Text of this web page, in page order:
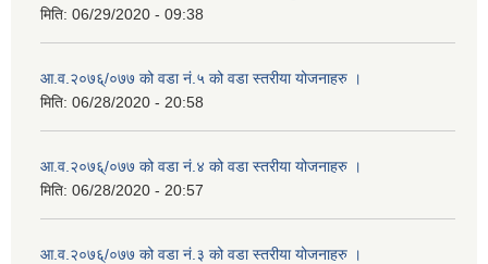
मिति: 06/29/2020 - 09:38
आ.व.२०७६्/०७७ को वडा नं.५ को वडा स्तरीया योजनाहरु ।
मिति: 06/28/2020 - 20:58
आ.व.२०७६्/०७७ को वडा नं.४ को वडा स्तरीया योजनाहरु ।
मिति: 06/28/2020 - 20:57
आ.व.२०७६्/०७७ को वडा नं.३ को वडा स्तरीया योजनाहरु ।